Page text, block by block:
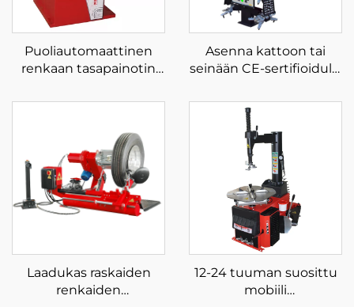
Puoliautomaattinen
renkaan tasapainotin
Asenna kattoon tai
seinään CE-sertifioidulla
pyöränsuuntauksella
Laadukas raskaiden
renkaiden
12-24 tuuman suosittu
mobiili